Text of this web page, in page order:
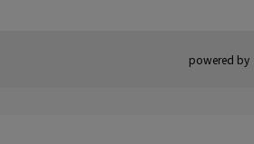
powered by